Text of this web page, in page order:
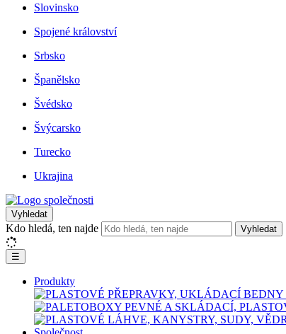
Slovinsko
Spojené království
Srbsko
Španělsko
Švédsko
Švýcarsko
Turecko
Ukrajina
Vyhledat
Kdo hledá, ten najde Vyhledat
☰
Produkty